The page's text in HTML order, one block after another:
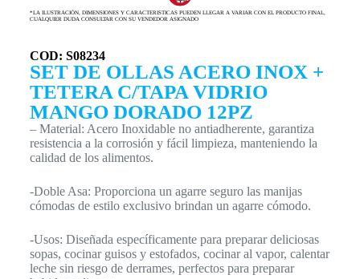
*LA ILUSTRACIÓN, DIMENSIONES Y CARACTERISTICAS PUEDEN LLEGAR A VARIAR CON EL PRODUCTO FINAL,
CUALQUIER DUDA CONSULTAR CON SU VENDEDOR ASIGNADO
COD: S08234
SET DE OLLAS ACERO INOX +
TETERA C/TAPA VIDRIO
MANGO DORADO 12PZ
– Material: Acero Inoxidable no antiadherente, garantiza
resistencia a la corrosión y fácil limpieza, manteniendo la
calidad de los alimentos.
-Doble Asa: Proporciona un agarre seguro las manijas
cómodas de estilo exclusivo brindan un agarre cómodo.
-Usos: Diseñada específicamente para preparar deliciosas
sopas, cocinar guisos y estofados, cocinar al vapor, calentar
leche sin riesgo de derrames, perfectos para preparar